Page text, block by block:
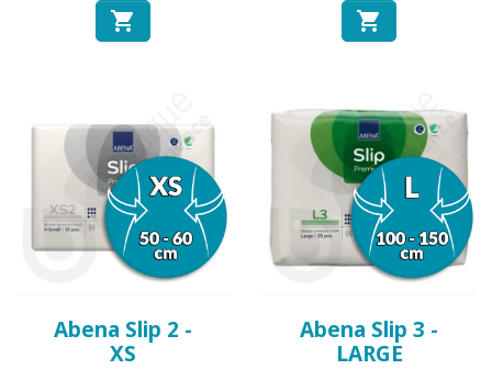
 
Abena Slip 2 -
XS
Abena Slip 3 -
LARGE